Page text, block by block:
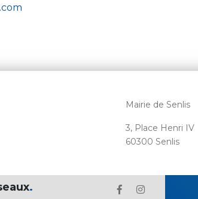
Mairie de Senlis
3, Place Henri IV
60300 Senlis
.